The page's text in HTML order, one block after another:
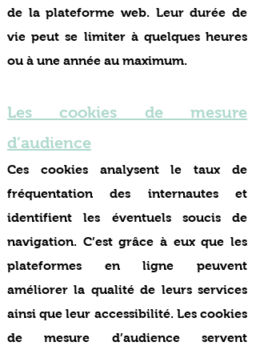
de la plateforme web. Leur durée de
vie peut se limiter à quelques heures
ou à une année au maximum.
Les cookies de mesure
d’audience
Ces cookies analysent le taux de
fréquentation des internautes et
identifient les éventuels soucis de
navigation. C’est grâce à eux que les
plateformes en ligne peuvent
améliorer la qualité de leurs services
ainsi que leur accessibilité. Les cookies
de mesure d’audience servent